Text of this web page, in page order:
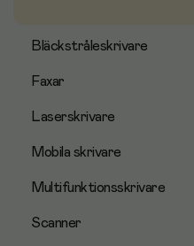
Bläckstråleskrivare
Faxar
Laserskrivare
Mobila skrivare
Multifunktionsskrivare
Scanner